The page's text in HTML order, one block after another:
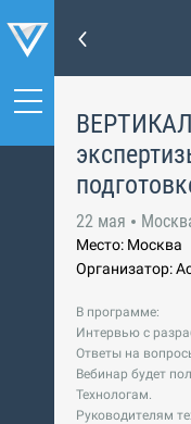
22 мая
Место: Москва
Организатор:
В программе:
Интервью с
Ответы на
Вебинар будет
Технологам.
Руководителям